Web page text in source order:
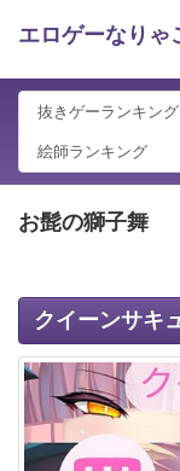
エロゲーなりゃ
抜きゲーランキング
絵師ランキング
お髭の獅子舞
クイーンサキ